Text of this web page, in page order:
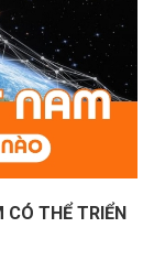
CÓ THỂ TRIỂN